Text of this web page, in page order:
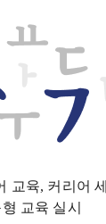
교육, 커리어
교육 실시